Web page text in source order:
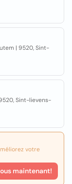
| 9520, Sint-
Sint-lievens-
votre
maintenant!